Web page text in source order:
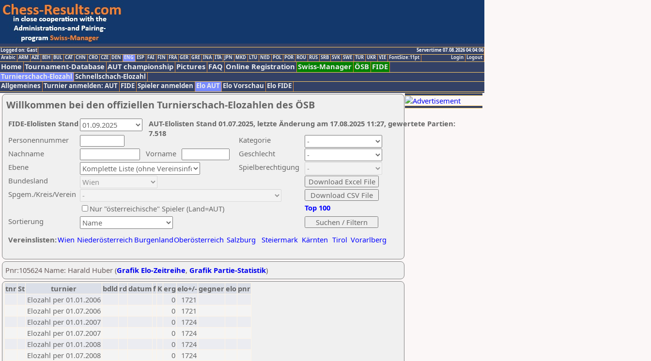
Logged on: Gast
Servertime 07.08.2026 04:04:06
Logout
Login
Arabic ARM AZE BIH BUL CAT CHN CRO CZE DEN ENG ESP FAI FIN FRA GER GRE INA ITA JPN MKD LTU NED POL POR ROU RUS SRB SVK SWE TUR UKR VIE FontSize:11pt
Home Tournament-Database AUT championship Pictures FAQ Online Registration Swiss-Manager ÖSB FIDE
Turnierschach-Elozahl Schnellschach-Elozahl
Allgemeines Turnier anmelden: AUT FIDE Spieler anmelden Elo AUT Elo Vorschau Elo FIDE
Willkommen bei den offiziellen Turnierschach-Elozahlen des ÖSB
Nachname
Vorname
Ebene
Kategorie
Sortierung
Personennummer
Bundesland
Spgem./Kreis/Verein
Geschlecht
Nur "österreichische" Spieler (Land=AUT)
Spielberechtigung
Vereinslisten:Wien Niederösterreich BurgenlandOberösterreich Salzburg Steiermark Kärnten Tirol Vorarlberg
Top 100
AUT-Elolisten Stand 01.07.2025, letzte Änderung am 17.08.2025 11:27, gewertete Partien:
7.518
FIDE-Elolisten Stand
Pnr:105624 Name: Harald Huber (Grafik Elo-Zeitreihe, Grafik Partie-Statistik)
tnrSt turnier bdld rd datumf Kerg elo+/-gegnerelo pnr
Elozahl per 01.01.2006
0
1721
Elozahl per 01.07.2006
0
1721
Elozahl per 01.01.2007
0
1724
Elozahl per 01.07.2007
0
1724
Elozahl per 01.01.2008
0
1724
Elozahl per 01.07.2008
0
1724